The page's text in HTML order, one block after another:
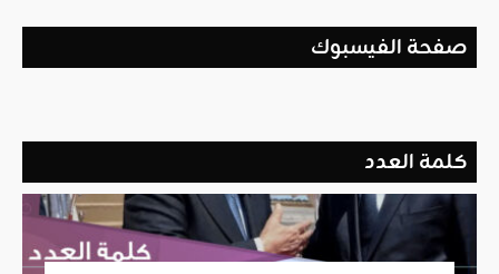
صفحة الفيسبوك
كلمة العدد